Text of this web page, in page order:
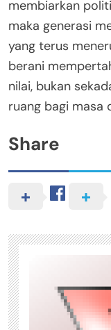
membiarkan
maka generasi
yang terus
berani
nilai, bukan
ruang bagi masa
Share